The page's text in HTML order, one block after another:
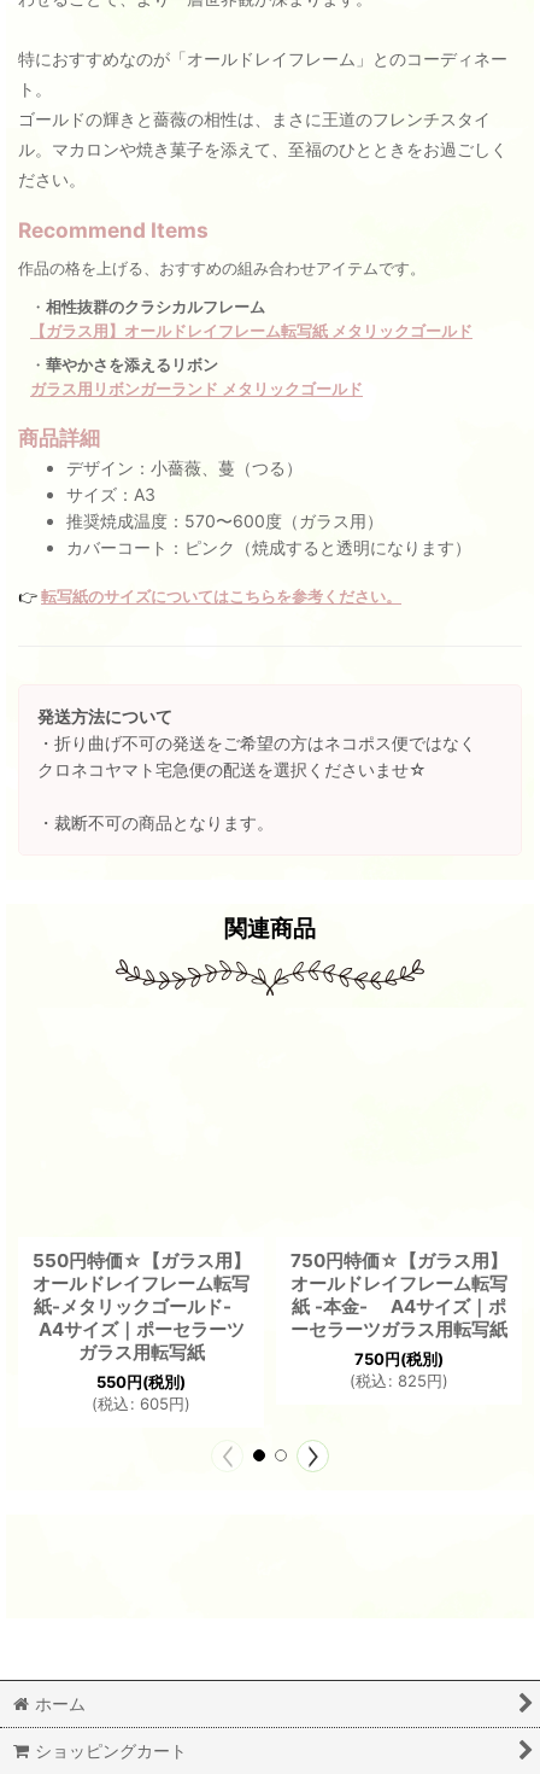
特におすすめなのが「オールドレイフレーム」とのコーディネー
ト。
ゴールドの輝きと薔薇の相性は、まさに王道のフレンチスタイ
ル。マカロンや焼き菓子を添えて、至福のひとときをお過ごしく
ださい。
Recommend Items
作品の格を上げる、おすすめの組み合わせアイテムです。
・ 相性抜群のクラシカルフレーム
【ガラス用】オールドレイフレーム転写紙 メタリックゴールド
・ 華やかさを添えるリボン
ガラス用リボンガーランド メタリックゴールド
商品詳細
デザイン：小薔薇、蔓（つる）
サイズ：A3
推奨焼成温度：570〜600度（ガラス用）
カバーコート：ピンク（焼成すると透明になります）
👉 転写紙のサイズについてはこちらを参考ください。
発送方法について
・折り曲げ不可の発送をご希望の方はネコポス便ではなく
クロネコヤマト宅急便の配送を選択くださいませ☆
・裁断不可の商品となります。
関連商品
550円特価☆【ガラス用】
オールドレイフレーム転写
紙-メタリックゴールド-
A4サイズ｜ポーセラーツ
ガラス用転写紙
550円(税別)
(税込: 605円)
750円特価☆【ガラス用】
オールドレイフレーム転写
紙 -本金- A4サイズ｜ポ
ーセラーツガラス用転写紙
750円(税別)
(税込: 825円)
ホーム
ショッピングカート